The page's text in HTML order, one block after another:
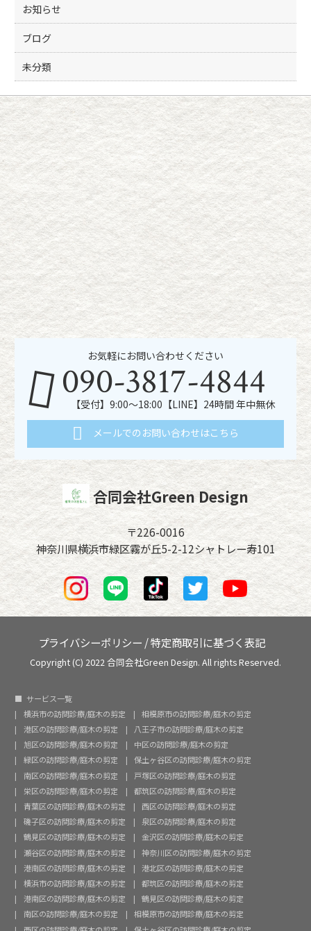
k
お知らせ
ブログ
未分類
お気軽にお問い合わせください
090-3817-4844
【受付】9:00～18:00【LINE】24時間 年中無休
メールでのお問い合わせはこちら
合同会社Green Design
〒226-0016
神奈川県横浜市緑区霧が丘5-2-12シャトレー寿101
プライバシーポリシー /特定商取引に基づく表記
Copyright (C) 2022 合同会社Green Design. All rights Reserved.
サービス一覧
横浜市の訪問診療/庭木の剪定
相模原市の訪問診療/庭木の剪定
港区の訪問診療/庭木の剪定
八王子市の訪問診療/庭木の剪定
旭区の訪問診療/庭木の剪定
中区の訪問診療/庭木の剪定
緑区の訪問診療/庭木の剪定
保土ヶ谷区の訪問診療/庭木の剪定
南区の訪問診療/庭木の剪定
戸塚区の訪問診療/庭木の剪定
栄区の訪問診療/庭木の剪定
都筑区の訪問診療/庭木の剪定
青葉区の訪問診療/庭木の剪定
西区の訪問診療/庭木の剪定
磯子区の訪問診療/庭木の剪定
泉区の訪問診療/庭木の剪定
鶴見区の訪問診療/庭木の剪定
金沢区の訪問診療/庭木の剪定
瀬谷区の訪問診療/庭木の剪定
神奈川区の訪問診療/庭木の剪定
港南区の訪問診療/庭木の剪定
港北区の訪問診療/庭木の剪定
横浜市の訪問診療/庭木の剪定
都筑区の訪問診療/庭木の剪定
港南区の訪問診療/庭木の剪定
鶴見区の訪問診療/庭木の剪定
南区の訪問診療/庭木の剪定
相模原市の訪問診療/庭木の剪定